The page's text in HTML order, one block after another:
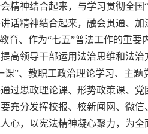
精神结合起来，与学习贯彻全国
话精神结合起来，融会贯通、
育、作为“七五”普法工作的重要
高领导干部运用法治思维和法治
”、教职工政治理论学习、主题
过思政理论课、形势政策课、
充分发挥校报、校新闻网、微信
心，以宪法精神凝心聚力，为全